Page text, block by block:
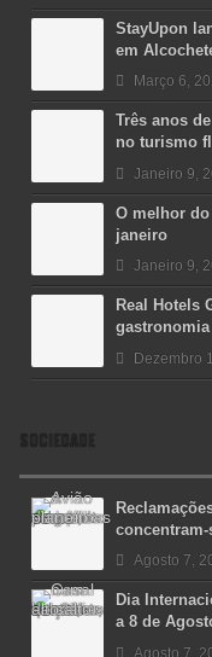
StayUpon
em
Março 6,
Três anos
no turismo
Janeiro 9,
O melhor
janeiro
Janeiro 9,
Real Hotels
Dezembro
SOCIEDADE
Agosto 7,
Dia
a 8 de
Agosto 7,